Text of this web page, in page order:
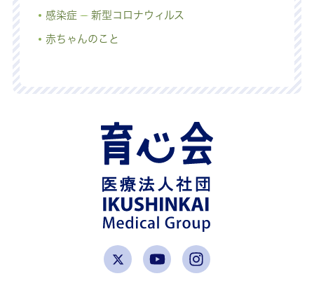
感染症 新型コロナウィルス
赤ちゃんのこと